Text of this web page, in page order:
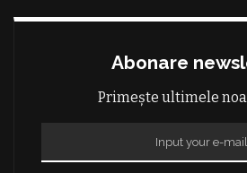
Abonare
Primește ultimele